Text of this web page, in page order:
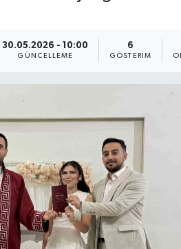
30.05.2026 - 10:00
GÜNCELLEME
6
GÖSTERIM